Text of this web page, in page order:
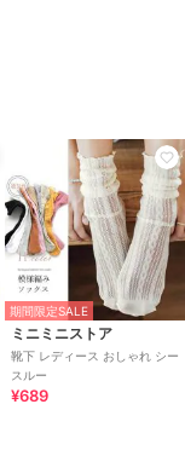
期間限定SALE
ミニミニストア
靴下 レディース おしゃれ シー
スルー
¥689